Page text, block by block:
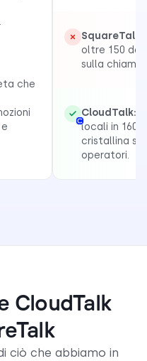
che
SquareTalk:
oltre 150
sulla
CloudTalk:
locali in
cristallina
operatori.
CloudTalk
ciò che abbiamo in